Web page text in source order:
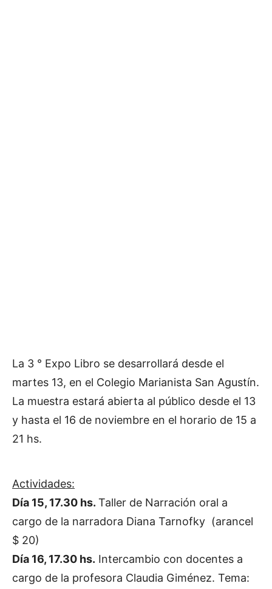
La 3 ° Expo Libro se desarrollará desde el
martes 13, en el Colegio Marianista San Agustín.
La muestra estará abierta al público desde el 13
y hasta el 16 de noviembre en el horario de 15 a
21 hs.
Actividades:
Día 15, 17.30 hs. Taller de Narración oral a
cargo de la narradora Diana Tarnofky (arancel
$ 20)
Día 16, 17.30 hs. Intercambio con docentes a
cargo de la profesora Claudia Giménez. Tema: